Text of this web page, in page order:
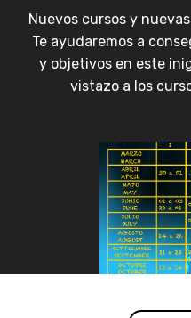
Nuevos cursos y
Te ayudaremos a
y objetivos en este
vistazo a los